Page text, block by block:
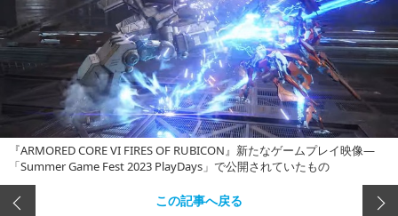
『ARMORED CORE VI FIRES OF RUBICON』新たなゲームプレイ映像―
「Summer Game Fest 2023 PlayDays」で公開されていたもの
この記事へ戻る